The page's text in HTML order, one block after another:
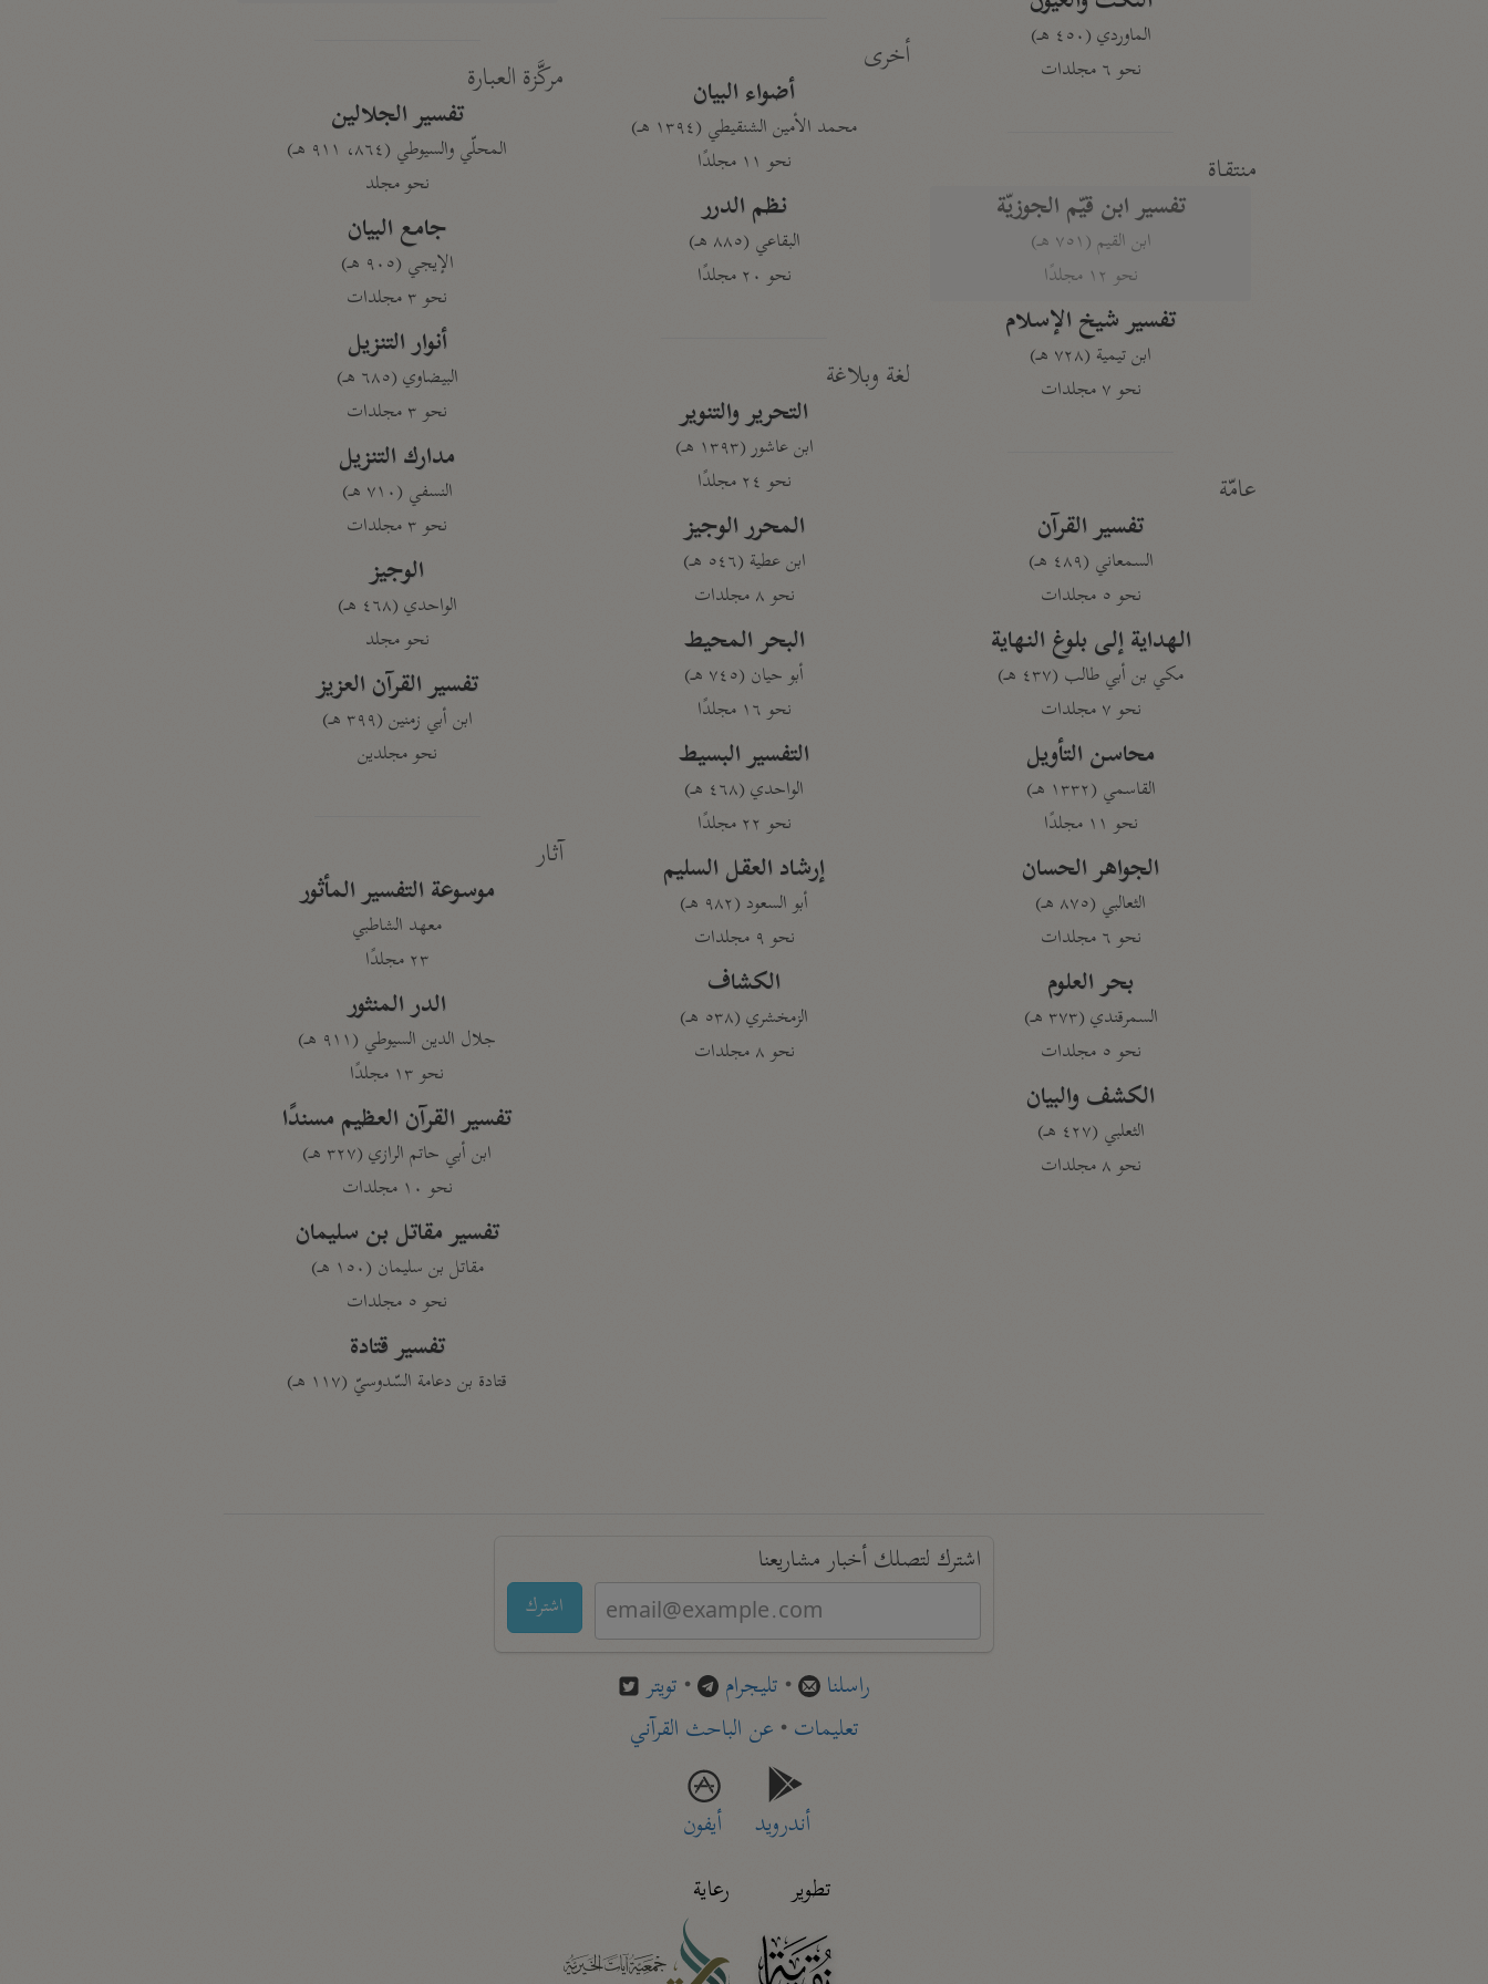
الماوردي (٤٥٠ هـ)
نحو ٦ مجلدات
منتقاة
تفسير ابن قيّم الجوزيّة
ابن القيم (٧٥١ هـ)
نحو ١٢ مجلدًا
تفسير شيخ الإسلام
ابن تيمية (٧٢٨ هـ)
نحو ٧ مجلدات
عامّة
تفسير القرآن
السمعاني (٤٨٩ هـ)
نحو ٥ مجلدات
الهداية إلى بلوغ النهاية
مكي بن أبي طالب (٤٣٧ هـ)
نحو ٧ مجلدات
محاسن التأويل
القاسمي (١٣٣٢ هـ)
نحو ١١ مجلدًا
الجواهر الحسان
الثعالبي (٨٧٥ هـ)
نحو ٦ مجلدات
بحر العلوم
السمرقندي (٣٧٣ هـ)
نحو ٥ مجلدات
الكشف والبيان
الثعلبي (٤٢٧ هـ)
نحو ٨ مجلدات
أخرى
أضواء البيان
محمد الأمين الشنقيطي (١٣٩٤ هـ)
نحو ١١ مجلدًا
نظم الدرر
البقاعي (٨٨٥ هـ)
نحو ٢٠ مجلدًا
لغة وبلاغة
التحرير والتنوير
ابن عاشور (١٣٩٣ هـ)
نحو ٢٤ مجلدًا
المحرر الوجيز
ابن عطية (٥٤٦ هـ)
نحو ٨ مجلدات
البحر المحيط
أبو حيان (٧٤٥ هـ)
نحو ١٦ مجلدًا
التفسير البسيط
الواحدي (٤٦٨ هـ)
نحو ٢٢ مجلدًا
إرشاد العقل السليم
أبو السعود (٩٨٢ هـ)
نحو ٩ مجلدات
الكشاف
الزمخشري (٥٣٨ هـ)
نحو ٨ مجلدات
مركَّزة العبارة
تفسير الجلالين
المحلّي والسيوطي (٨٦٤، ٩١١ هـ)
نحو مجلد
جامع البيان
الإيجي (٩٠٥ هـ)
نحو ٣ مجلدات
أنوار التنزيل
البيضاوي (٦٨٥ هـ)
نحو ٣ مجلدات
مدارك التنزيل
النسفي (٧١٠ هـ)
نحو ٣ مجلدات
الوجيز
الواحدي (٤٦٨ هـ)
نحو مجلد
تفسير القرآن العزيز
ابن أبي زمنين (٣٩٩ هـ)
نحو مجلدين
آثار
موسوعة التفسير المأثور
معهد الشاطبي
٢٣ مجلدًا
الدر المنثور
جلال الدين السيوطي (٩١١ هـ)
نحو ١٣ مجلدًا
تفسير القرآن العظيم مسندًا
ابن أبي حاتم الرازي (٣٢٧ هـ)
نحو ١٠ مجلدات
تفسير مقاتل بن سليمان
مقاتل بن سليمان (١٥٠ هـ)
نحو ٥ مجلدات
تفسير قتادة
قتادة بن دعامة السّدوسيّ (١١٧ هـ)
اشترك لتصلك أخبار مشاريعنا
اشترك
راسلنا • تليجرام • تويتر
تعليمات• عن الباحث القرآني
أندرويد
أيفون
تطوير
رعاية